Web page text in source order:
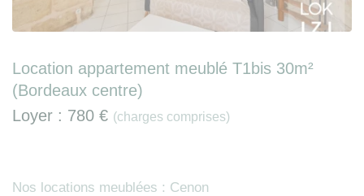
Location appartement meublé T1bis 30m²
(Bordeaux centre)
Loyer : 780 € (charges comprises)
Nos locations meublées : Cenon